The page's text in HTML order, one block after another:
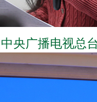
中央广播电视总